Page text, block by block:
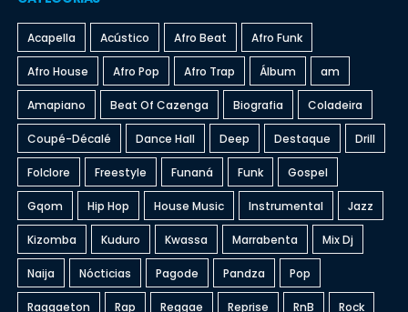
Acapella Acústico Afro Beat Afro Funk
Afro House Afro Pop Afro Trap Álbum am
Amapiano Beat Of Cazenga Biografia Coladeira
Coupé-Décalé Dance Hall Deep Destaque Drill
Folclore Freestyle Funaná Funk Gospel
Gqom Hip Hop House Music Instrumental Jazz
Kizomba Kuduro Kwassa Marrabenta Mix Dj
Naija Nócticias Pagode Pandza Pop
Raggaeton Rap Reggae Reprise RnB Rock